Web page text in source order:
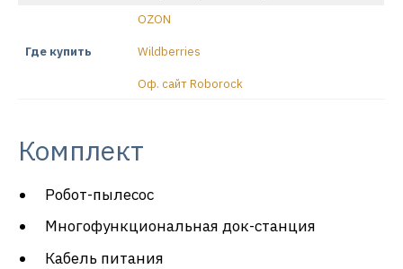
Где купить
OZON
Wildberries
Оф. сайт Roborock
Комплект
Робот-пылесос
Многофункциональная док-станция
Кабель питания